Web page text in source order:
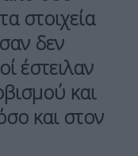
στοιχεία
δεν
έστειλαν
και
και στον